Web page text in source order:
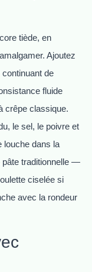
tiède, en
Ajoutez
de
fluide
crêpe classique.
le sel, le poivre et
louche dans la
pâte traditionnelle —
ciselée si
avec la rondeur